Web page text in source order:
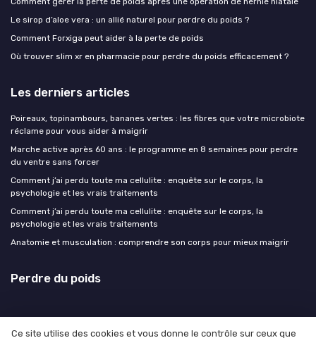
Le sirop d’aloe vera : un allié naturel pour perdre du poids ?
Comment Forxiga peut aider à la perte de poids
Où trouver slim xr en pharmacie pour perdre du poids efficacement ?
Les derniers articles
Poireaux, topinambours, bananes vertes : les fibres que votre microbiote
réclame pour vous aider à maigrir
Marche active après 60 ans : le programme en 8 semaines pour perdre
du ventre sans forcer
Comment j’ai perdu toute ma cellulite : enquête sur le corps, la
psychologie et les vrais traitements
Comment j’ai perdu toute ma cellulite : enquête sur le corps, la
psychologie et les vrais traitements
Anatomie et musculation : comprendre son corps pour mieux maigrir
Perdre du poids
Ce site utilise des cookies et vous donne le contrôle sur ceux que